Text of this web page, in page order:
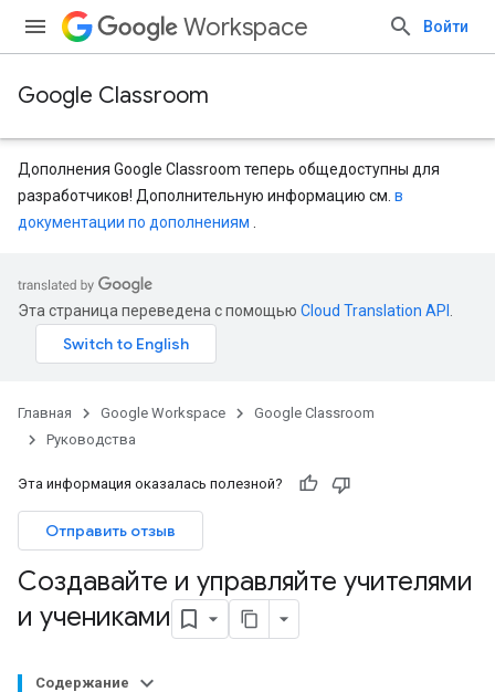
Workspace Войти
Google Classroom
Дополнения Google Classroom теперь общедоступны для
разработчиков! Дополнительную информацию см. в
документации по дополнениям
Эта страница переведена с помощью Cloud Translation API
Главная Google Workspace
Google Classroom
Руководства
Эта информация оказалась полезной?
Отправить отзыв
Создавайте и управляйте учителями
и учениками
Содержание